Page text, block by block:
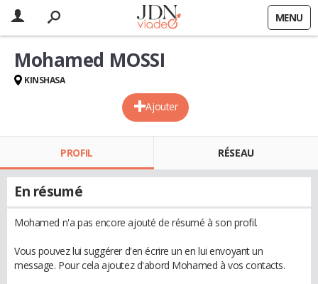
MENU
Ajouter
Mohamed MOSSI
KINSHASA
PROFIL RÉSEAU
En résumé
Mohamed n'a pas encore ajouté de résumé à son profil.
Vous pouvez lui suggérer d'en écrire un en lui envoyant un
message. Pour cela ajoutez d'abord Mohamed à vos contacts.